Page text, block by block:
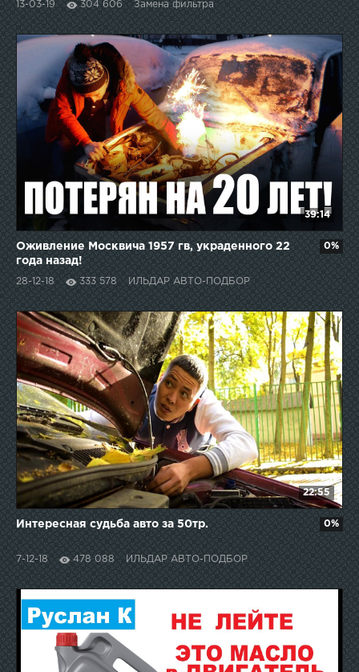
13-03-19 304 606 Замена фильтра
39:14
Оживление Москвича 1957 гв, украденного 22
года назад!
28-12-18 333 578 ИЛЬДАР АВТО-ПОДБОР
0%
22:55
Интересная судьба авто за 50тр.
7-12-18 478 088 ИЛЬДАР АВТО-ПОДБОР
0%